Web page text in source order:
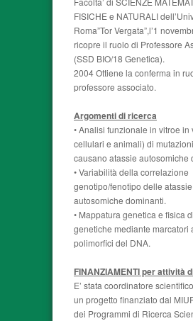
FISICHE e NATURALI
Roma”Tor Vergata”,l’1
ricopre il ruolo di Professore
(SSD BIO/18 Genetica).
2004 Ottiene la conferma in
professore associato.
Argomenti di ricerca
• Analisi funzionale in vitroe in
cellulari e animali) di
causano atassie autosomiche
• Variabilità della correlazione
genotipo/fenotipo delle
autosomiche dominanti.
• Mappatura genetica e fisica
genetiche mediante marcatori
polimorfici del DNA.
FINANZIAMENTI per attività
E’ stata coordinatore
un progetto finanziato dal
dei Programmi di Ricerca